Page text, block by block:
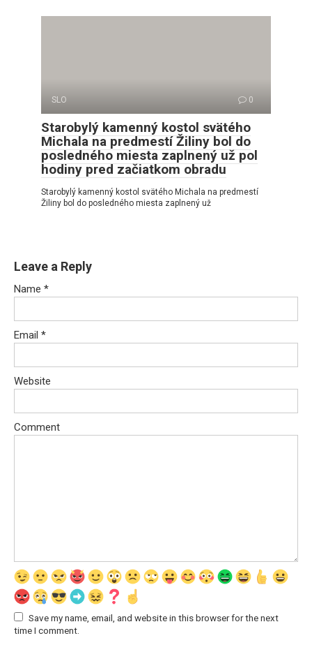
SLO 0
Starobylý kamenný kostol svätého
Michala na predmestí Žiliny bol do
posledného miesta zaplnený už pol
hodiny pred začiatkom obradu
Starobylý kamenný kostol svätého Michala na predmestí
Žiliny bol do posledného miesta zaplnený už
Leave a Reply
Name *
Email *
Website
Comment
Save my name, email, and website in this browser for the next
time I comment.